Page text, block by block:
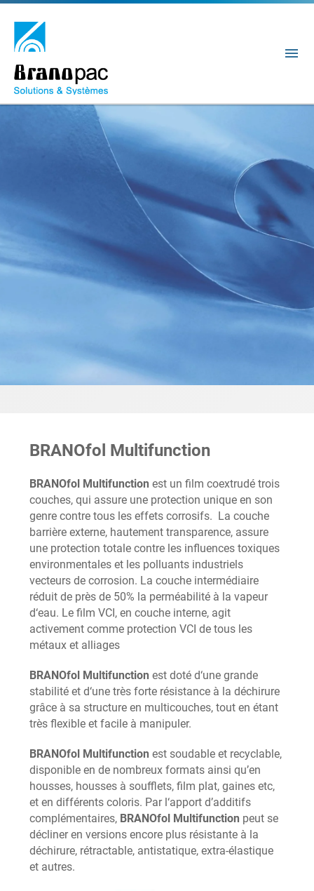
BRANOfol Multifunction
BRANOfol Multifunction est un film coextrudé trois
couches, qui assure une protection unique en son
genre contre tous les effets corrosifs. La couche
barrière externe, hautement transparence, assure
une protection totale contre les influences toxiques
environmentales et les polluants industriels
vecteurs de corrosion. La couche intermédiaire
réduit de près de 50% la perméabilité à la vapeur
d‘eau. Le film VCI, en couche interne, agit
activement comme protection VCI de tous les
métaux et alliages
BRANOfol Multifunction est doté d‘une grande
stabilité et d‘une très forte résistance à la déchirure
grâce à sa structure en multicouches, tout en étant
très flexible et facile à manipuler.
BRANOfol Multifunction est soudable et recyclable,
disponible en de nombreux formats ainsi qu’en
housses, housses à soufflets, film plat, gaines etc,
et en différents coloris. Par l‘apport d’additifs
complémentaires, BRANOfol Multifunction peut se
décliner en versions encore plus résistante à la
déchirure, rétractable, antistatique, extra-élastique
et autres.